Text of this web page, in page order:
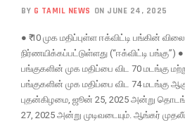
BY G TAMIL NEWS ON JUNE 24, 2025
● ₹ 10 முக மதிப்புள்ள ஈக்விட்டி பங்கின்
நிர்ணயிக்கப்பட்டுள்ளது (“ஈக்விட்டி பங்கு”)
பங்குகளின் முக மதிப்பை விட 70 மடங்கு
பங்குகளின் முக மதிப்பை விட 74 மடங்கு
புதன்கிழமை, ஜூன் 25, 2025 அன்று
27, 2025 அன்று முடிவடையும். ஆங்கர்